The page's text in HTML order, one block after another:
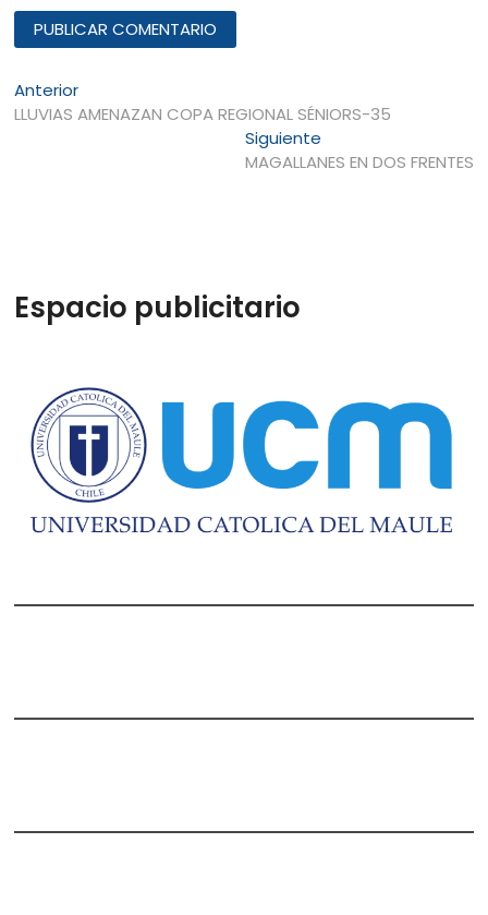
Navegación
de
AnteriorEntrada
anterior:
LLUVIAS AMENAZAN COPA REGIONAL SÉNIORS-35
SiguienteEntrada
siguiente:
MAGALLANES EN DOS FRENTES
Espacio publicitario